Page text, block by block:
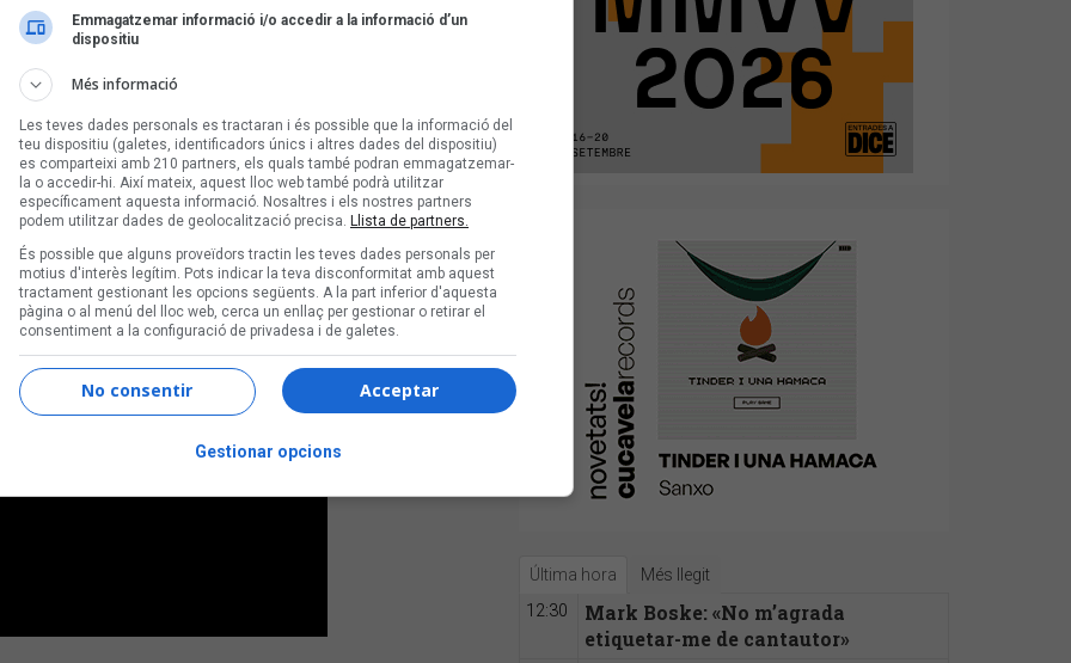
banda es va formar amb en
de classe i músics amb qui ha
hagi sorgit així. Si ara hagués de
hi hagués més
Última hora Més llegit
12:30
Mark Boske: «No m’agrada
etiquetar-me de cantautor»
Emmagatzemar informació i/o accedir a la informació d’un
dispositiu
Més informació
Les teves dades personals es tractaran i és possible que la informació del
teu dispositiu (galetes, identificadors únics i altres dades del dispositiu)
es comparteixi amb 210 partners, els quals també podran emmagatzemar-
la o accedir-hi. Així mateix, aquest lloc web també podrà utilitzar
específicament aquesta informació. Nosaltres i els nostres partners
podem utilitzar dades de geolocalització precisa. Llista de partners.
És possible que alguns proveïdors tractin les teves dades personals per
motius d'interès legítim. Pots indicar la teva disconformitat amb aquest
tractament gestionant les opcions següents. A la part inferior d'aquesta
pàgina o al menú del lloc web, cerca un enllaç per gestionar o retirar el
consentiment a la configuració de privadesa i de galetes.
Acceptar
No consentir
Gestionar opcions